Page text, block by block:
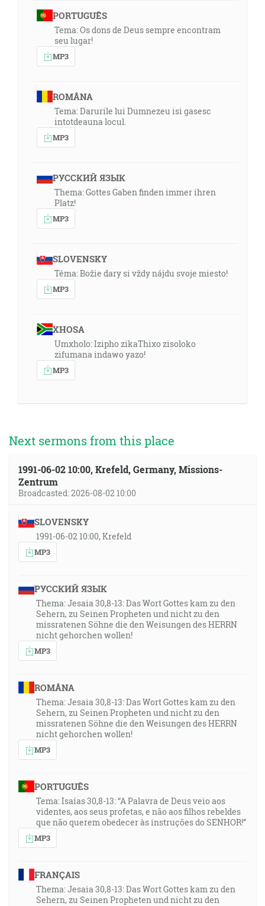
PORTUGUÊS
Tema: Os dons de Deus sempre encontram
seu lugar!
MP3
ROMÂNA
Tema: Darurile lui Dumnezeu isi gasesc
intotdeauna locul.
MP3
РУССКИЙ ЯЗЫК
Thema: Gottes Gaben finden immer ihren
Platz!
MP3
SLOVENSKY
Téma: Božie dary si vždy nájdu svoje miesto!
MP3
XHOSA
Umxholo: Izipho zikaThixo zisoloko
zifumana indawo yazo!
MP3
Next sermons from this place
1991-06-02 10:00, Krefeld, Germany, Missions-
Zentrum
Broadcasted: 2026-08-02 10:00
SLOVENSKY
1991-06-02 10:00, Krefeld
MP3
РУССКИЙ ЯЗЫК
Thema: Jesaia 30,8-13: Das Wort Gottes kam zu den
Sehern, zu Seinen Propheten und nicht zu den
missratenen Söhne die den Weisungen des HERRN
nicht gehorchen wollen!
MP3
ROMÂNA
Thema: Jesaia 30,8-13: Das Wort Gottes kam zu den
Sehern, zu Seinen Propheten und nicht zu den
missratenen Söhne die den Weisungen des HERRN
nicht gehorchen wollen!
MP3
PORTUGUÊS
Tema: Isaías 30,8-13: “A Palavra de Deus veio aos
videntes, aos seus profetas, e não aos filhos rebeldes
que não querem obedecer às instruções do SENHOR!”
MP3
FRANÇAIS
Thema: Jesaia 30,8-13: Das Wort Gottes kam zu den
Sehern, zu Seinen Propheten und nicht zu den